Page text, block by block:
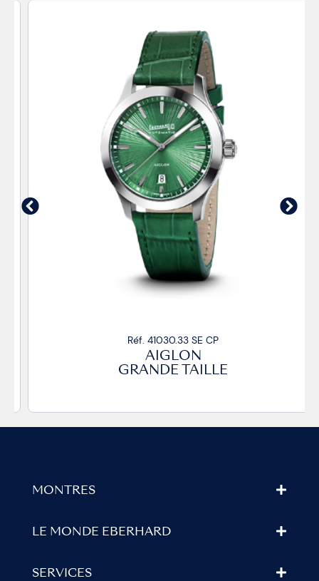
Réf. 41030.33 SE CP
AIGLON
GRANDE TAILLE
MONTRES
LE MONDE EBERHARD
SERVICES